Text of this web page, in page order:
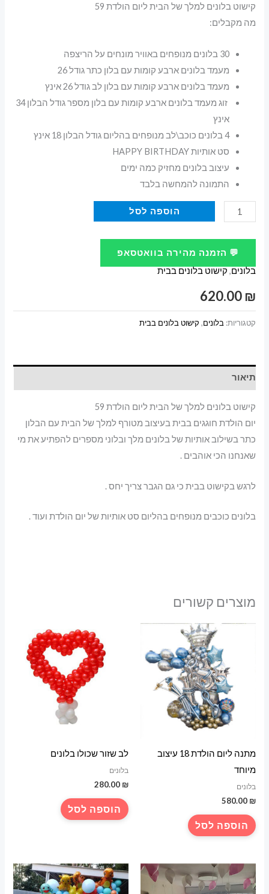
קישוט בלונים למלך של הבית ליום הולדת 59
מה מקבלים:
30 בלונים מנופחים באוויר מונחים על הריצפה
מעמד בלונים ארבע קומות עם בלון כתר גודל 26
מעמד בלונים ארבע קומות עם בלון לב גודל 26 אינץ
זוג מעמד בלונים ארבע קומות עם בלון מספר גודל הבלון 34
אינץ
4 בלונים כוכב\לב מנופחים בהליום גודל הבלון 18 אינץ
סט אותיות HAPPY BIRTHDAY
עיצוב בלונים מחזיק כמה ימים
התמונה להמחשה בלבד
כמות
של
קישוט
בלונים
למלך
ליום
הוספה לסל
💬 הזמנה מהירה בוואטסאפ
בלונים, קישוט בלונים בבית
620.00 ₪
קטגוריות: בלונים, קישוט בלונים בבית
תיאור
קישוט בלונים למלך של הבית ליום הולדת 59
יום הולדת חוגגים בבית בעיצוב מטורף למלך של הבית עם הבלון
כתר בשילוב אותיות של בלונים מלך ובלוני מספרים להפתיע את מי
שאנחנו הכי אוהבים .
לרגש בקישוט בבית כי גם הגבר צריך יחס .
בלונים כוכבים מנופחים בהליום סט אותיות של יום הולדת ועוד .
מוצרים קשורים
מתנה ליום הולדת 18 עיצוב
מיוחד
בלונים
580.00 ₪
הוספה לסל
לב שזור שכולו בלונים
בלונים
280.00 ₪
הוספה לסל